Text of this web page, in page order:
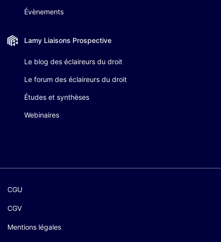
Évènements
Lamy Liaisons Prospective
Le blog des éclaireurs du droit
Le forum des éclaireurs du droit
Études et synthèses
Webinaires
CGU
CGV
Mentions légales